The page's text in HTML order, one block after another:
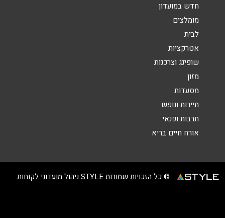
חדש במועדון
מומלצים
לבית
אטרקציות
שופינג וצרכנות
מזון
מסעדות
תיירות ונופש
תרבות ופנאי
אורח חיים בריא
© כל הזכויות שמורות STYLE ניהול מועדוני לקוחות